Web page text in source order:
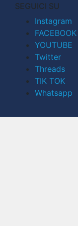
SEGUICI SU
Instagram
FACEBOOK
YOUTUBE
Twitter
Threads
TIK TOK
Whatsapp